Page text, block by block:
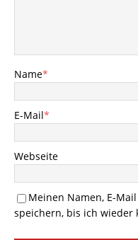
Name*
E-Mail*
Webseite
Meinen Namen, E-
speichern, bis ich wieder